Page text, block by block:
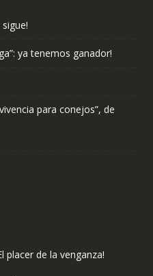
ya tenemos ganador!
para conejos”, de
placer de la venganza!